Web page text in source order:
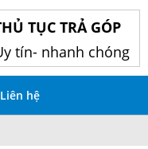
TỤC TRẢ GÓP
tín- nhanh chóng
Liên hệ